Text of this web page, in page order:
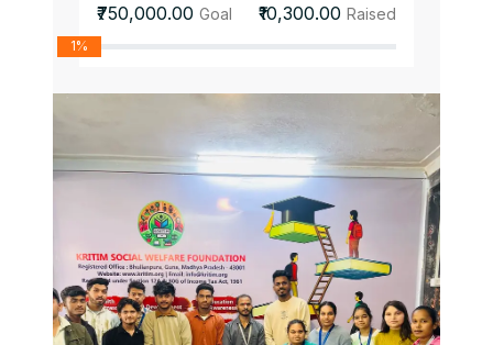
₹750,000.00 Goal ₹10,300.00 Raised
1%